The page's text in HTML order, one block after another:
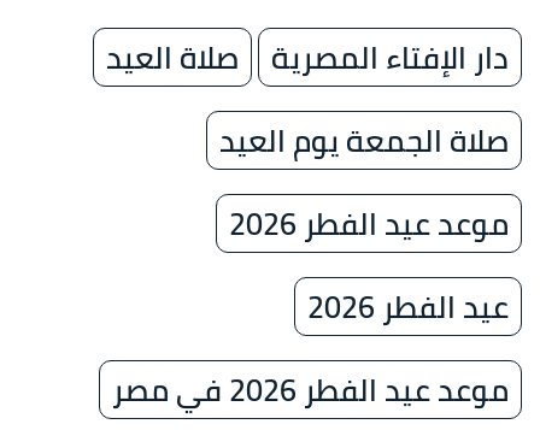
دار الإفتاء المصرية
صلاة العيد
صلاة الجمعة يوم العيد
موعد عيد الفطر 2026
عيد الفطر 2026
موعد عيد الفطر 2026 في مصر